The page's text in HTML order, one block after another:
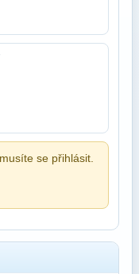
se přihlásit.